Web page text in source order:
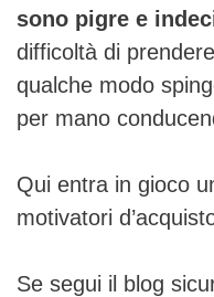
sono pigre e
difficoltà di
qualche modo
per mano
Qui entra in gioco
motivatori
Se segui il blog